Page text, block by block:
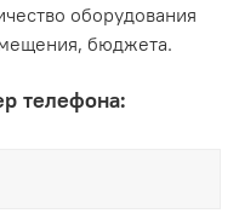
оборудования
бюджета.
телефона: